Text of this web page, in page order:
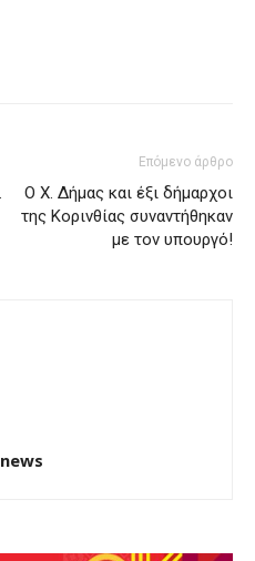
Επόμενο άρθρο
Ο Χ. Δήμας και έξι δήμαρχοι
της Κορινθίας συναντήθηκαν
με τον υπουργό!